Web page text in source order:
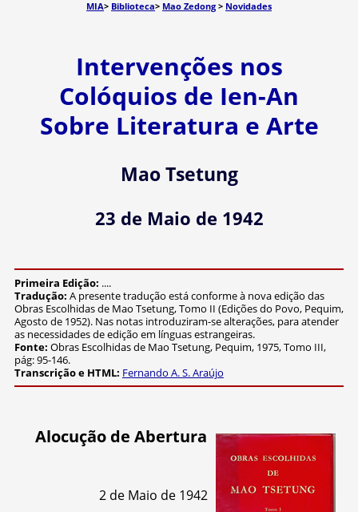
MIA> Biblioteca> Mao Zedong > Novidades
Intervenções nos
Colóquios de Ien-An
Sobre Literatura e Arte
Mao Tsetung
23 de Maio de 1942
Primeira Edição: ....
Tradução: A presente tradução está conforme à nova edição das
Obras Escolhidas de Mao Tsetung, Tomo II (Edições do Povo, Pequim,
Agosto de 1952). Nas notas introduziram-se alterações, para atender
as necessidades de edição em línguas estrangeiras.
Fonte: Obras Escolhidas de Mao Tsetung, Pequim, 1975, Tomo III,
pág: 95-146.
Transcrição e HTML: Fernando A. S. Araújo
Alocução de Abertura
2 de Maio de 1942